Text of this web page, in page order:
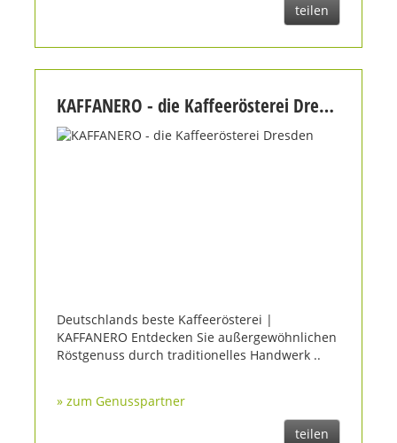
teilen
KAFFANERO - die Kaffeerösterei Dresden
Deutschlands beste Kaffeerösterei |
KAFFANERO Entdecken Sie außergewöhnlichen
Röstgenuss durch traditionelles Handwerk ..
» zum Genusspartner
teilen